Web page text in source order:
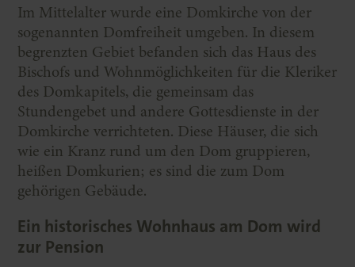
Im Mittelalter wurde eine Domkirche von der
sogenannten Domfreiheit umgeben. In diesem
begrenzten Gebiet befanden sich das Haus des
Bischofs und Wohnmöglichkeiten für die Kleriker
des Domkapitels, die gemeinsam das
Stundengebet und andere Gottesdienste in der
Domkirche verrichteten. Diese Häuser, die sich
wie ein Kranz rund um den Dom gruppieren,
heißen Domkurien; es sind die zum Dom
gehörigen Gebäude.
Ein historisches Wohnhaus am Dom wird
zur Pension